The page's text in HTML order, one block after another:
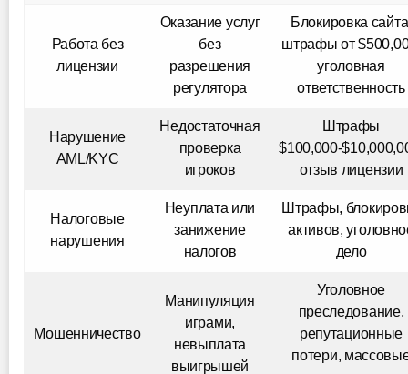
Работа без
лицензии
Оказание услуг
без
разрешения
регулятора
Блокировка
штрафы от
уголовная
ответственность
Нарушение
AML/KYC
Недостаточная
проверка
игроков
Штрафы
$100,000-
отзыв лицензии
Налоговые
нарушения
Неуплата или
занижение
налогов
Штрафы,
активов,
дело
Мошенничество
Манипуляция
играми,
невыплата
выигрышей
Уголовное
преследование,
репутационные
потери,